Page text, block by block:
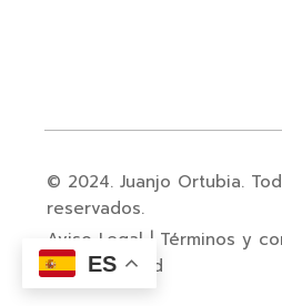
© 2024. Juanjo Ortubia.
reservados.
Aviso Legal | Términos y
de privacidad
ES